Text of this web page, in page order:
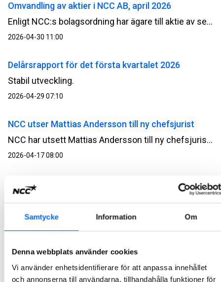
Samtycke Information Om
Denna webbplats använder cookies
Vi använder enhetsidentifierare för att anpassa innehållet
och annonserna till användarna, tillhandahålla funktioner för
Omvandling av aktier i NCC AB, april 2026
Enligt NCC:s bolagsordning har ägare till aktie av serie A rätt att begära att sådan aktie omvandlas till aktie av serie B. Genom omvandling minskar det totala antalet röster i bolaget.
2026-04-30 11:00
Delårsrapport för det första kvartalet 2026
Stabil utveckling.
2026-04-29 07:10
NCC utser Mattias Andersson till ny chefsjurist
NCC har utsett Mattias Andersson till ny chefsjurist. Han tillträder senast i oktober 2026 och blir medlem i NCC:s koncernledning. Mattias Andersson efterträder Ann‑Marie Hedbeck, som blir Head of Business Development för affärsområdet Green Industry Transformation.
2026-04-17 08:00
NCC:s årsredovisning och hållbarhetsredovisning
för 2025 är publicerad
Kallelse till NCC AB:s årsstämma 2026
Årsstämman i NCC AB äger rum på SPACE, Sergelgatan 2, Stockholm, tisdagen den 5 maj 2026, kl. 15.30.